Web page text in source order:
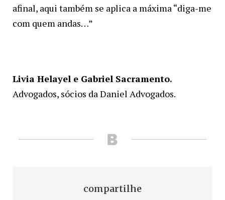
afinal, aqui também se aplica a máxima “diga-me
com quem andas…”
Livia Helayel e Gabriel Sacramento.
Advogados, sócios da Daniel Advogados.
compartilhe